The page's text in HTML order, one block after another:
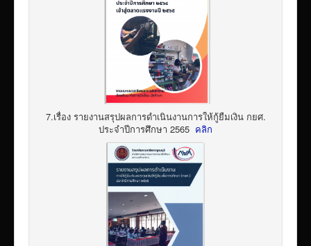
7.เรื่อง รายงานสรุปผลการดำเนินงานการให้กู้ยืมเงิน กยศ.
ประจำปีการศึกษา 2565 คลิก